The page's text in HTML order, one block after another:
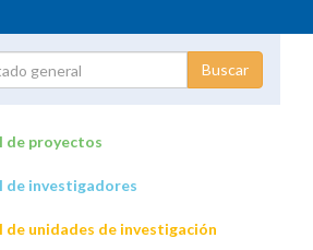
investigación
de proyectos
de investigadores
de unidades de investigación